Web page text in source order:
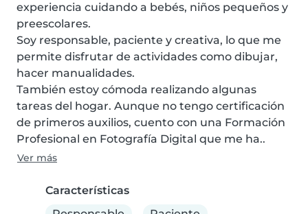
experiencia cuidando a bebés, niños pequeños y
preescolares.
Soy responsable, paciente y creativa, lo que me
permite disfrutar de actividades como dibujar,
hacer manualidades.
También estoy cómoda realizando algunas
tareas del hogar. Aunque no tengo certificación
de primeros auxilios, cuento con una Formación
Profesional en Fotografía Digital que me ha..
Ver más
Características